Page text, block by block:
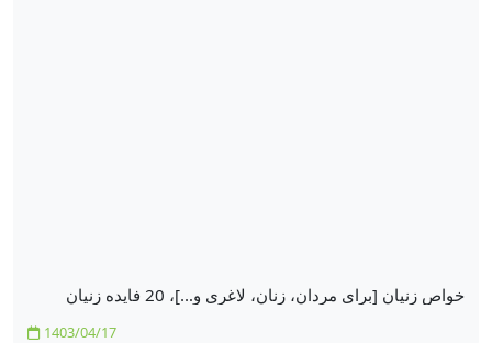
خواص زنیان [برای مردان، زنان، لاغری و…]، 20 فایده زنیان
1403/04/17